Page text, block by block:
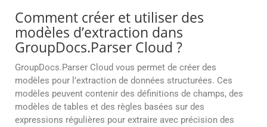
Comment créer et utiliser des
modèles d’extraction dans
GroupDocs.Parser Cloud ?
GroupDocs.Parser Cloud vous permet de créer des
modèles pour l’extraction de données structurées. Ces
modèles peuvent contenir des définitions de champs, des
modèles de tables et des règles basées sur des
expressions régulières pour extraire avec précision des